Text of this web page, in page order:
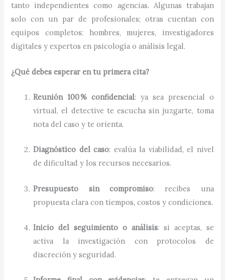
tanto independientes como agencias. Algunas trabajan
solo con un par de profesionales; otras cuentan con
equipos completos: hombres, mujeres, investigadores
digitales y expertos en psicología o análisis legal.
¿Qué debes esperar en tu primera cita?
Reunión 100 % confidencial: ya sea presencial o
virtual, el detective te escucha sin juzgarte, toma
nota del caso y te orienta.
Diagnóstico del caso: evalúa la viabilidad, el nivel
de dificultad y los recursos necesarios.
Presupuesto sin compromiso: recibes una
propuesta clara con tiempos, costos y condiciones.
Inicio del seguimiento o análisis: si aceptas, se
activa la investigación con protocolos de
discreción y seguridad.